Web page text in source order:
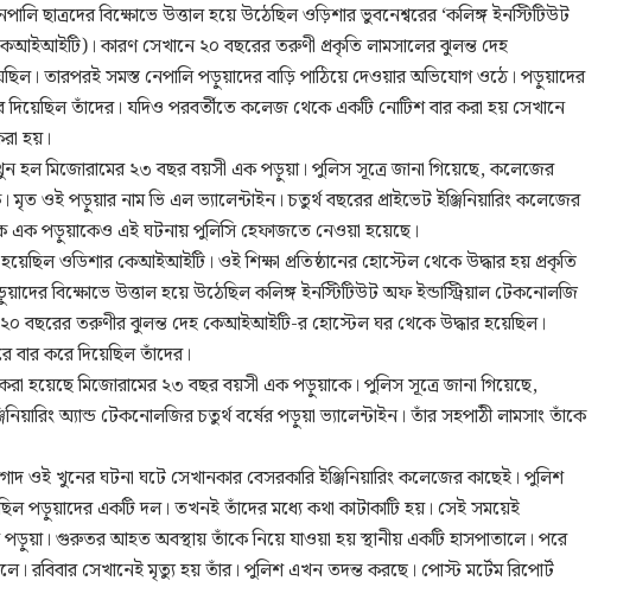
ছাত্রদের বিক্ষোভে উত্তাল হয়ে উঠেছিল ওড়িশার ভুবনেশ্বরের ‘কলিঙ্গ ইনস্টিটিউট
কারণ সেখানে ২০ বছরের তরুণী প্রকৃতি লামসালের ঝুলন্ত দেহ
তারপরই সমস্ত নেপালি পড়ুয়াদের বাড়ি পাঠিয়ে দেওয়ার অভিযোগ ওঠে। পড়ুয়াদের
তাঁদের। যদিও পরবর্তীতে কলেজ থেকে একটি নোটিশ বার করা হয় সেখানে
হয়।
হল মিজোরামের ২৩ বছর বয়সী এক পড়ুয়া। পুলিস সূত্রে জানা গিয়েছে, কলেজের
ওই পড়ুয়ার নাম ভি এল ভ্যালেন্টাইন। চতুর্থ বছরের প্রাইভেট ইঞ্জিনিয়ারিং কলেজের
এক পড়ুয়াকেও এই ঘটনায় পুলিসি হেফাজতে নেওয়া হয়েছে।
ওডিশার কেআইআইটি। ওই শিক্ষা প্রতিষ্ঠানের হোস্টেল থেকে উদ্ধার হয় প্রকৃতি
বিক্ষোভে উত্তাল হয়ে উঠেছিল কলিঙ্গ ইনস্টিটিউট অফ ইন্ডাস্ট্রিয়াল টেকনোলজি
বছরের তরুণীর ঝুলন্ত দেহ কেআইআইটি-র হোস্টেল ঘর থেকে উদ্ধার হয়েছিল।
করে দিয়েছিল তাঁদের।
হয়েছে মিজোরামের ২৩ বছর বয়সী এক পড়ুয়াকে। পুলিস সূত্রে জানা গিয়েছে,
অ্যান্ড টেকনোলজির চতুর্থ বর্ষের পড়ুয়া ভ্যালেন্টাইন। তাঁর সহপাঠী লামসাং তাঁকে
ওই খুনের ঘটনা ঘটে সেখানকার বেসরকারি ইঞ্জিনিয়ারিং কলেজের কাছেই। পুলিশ
পড়ুয়াদের একটি দল। তখনই তাঁদের মধ্যে কথা কাটাকাটি হয়। সেই সময়েই
গুরুতর আহত অবস্থায় তাঁকে নিয়ে যাওয়া হয় স্থানীয় একটি হাসপাতালে। পরে
রবিবার সেখানেই মৃত্যু হয় তাঁর। পুলিশ এখন তদন্ত করছে। পোস্ট মর্টেম রিপোর্ট